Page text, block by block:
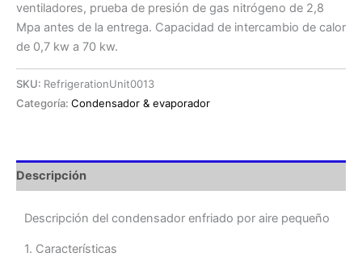
ventiladores, prueba de presión de gas nitrógeno de 2,8
Mpa antes de la entrega. Capacidad de intercambio de calor
de 0,7 kw a 70 kw.
SKU: RefrigerationUnit0013
Categoría: Condensador & evaporador
Descripción
Descripción del condensador enfriado por aire pequeño
1. Características